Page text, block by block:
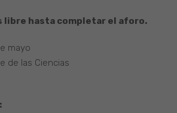
libre hasta completar el aforo.
mayo
de las Ciencias